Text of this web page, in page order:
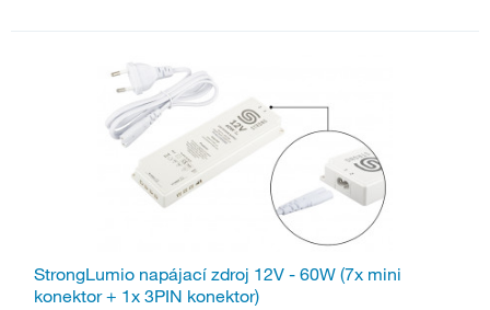
StrongLumio napájací zdroj 12V - 60W (7x mini
konektor + 1x 3PIN konektor)